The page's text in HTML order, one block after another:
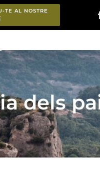
TE AL NOSTRE
dels